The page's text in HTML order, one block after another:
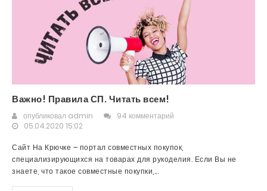
Важно! Правила СП. Читать всем!
опубликовал admin
94 комментарий
05.04.2020 15:02
Сайт На Крючке – портал совместных покупок,
специализирующихся на товарах для рукоделия. Если Вы не
знаете, что такое совместные покупки,...